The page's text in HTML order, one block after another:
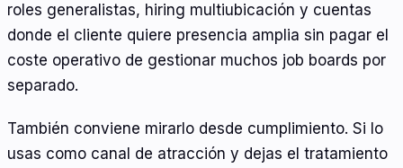
roles generalistas, hiring multiubicación y cuentas
donde el cliente quiere presencia amplia sin pagar el
coste operativo de gestionar muchos job boards por
separado.
También conviene mirarlo desde cumplimiento. Si lo
usas como canal de atracción y dejas el tratamiento